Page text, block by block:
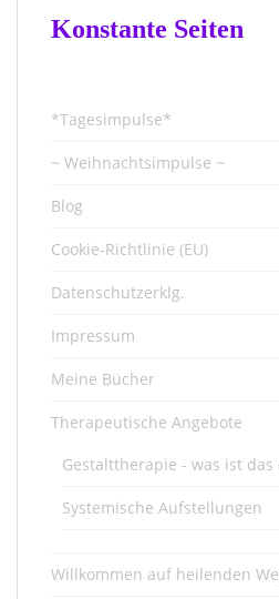
Konstante Seiten
*Tagesimpulse*
~ Weihnachtsimpulse ~
Blog
Cookie-Richtlinie (EU)
Datenschutzerklg.
Impressum
Meine Bücher
Therapeutische Angebote
Gestalttherapie - was ist das
Systemische Aufstellungen
Willkommen auf heilenden